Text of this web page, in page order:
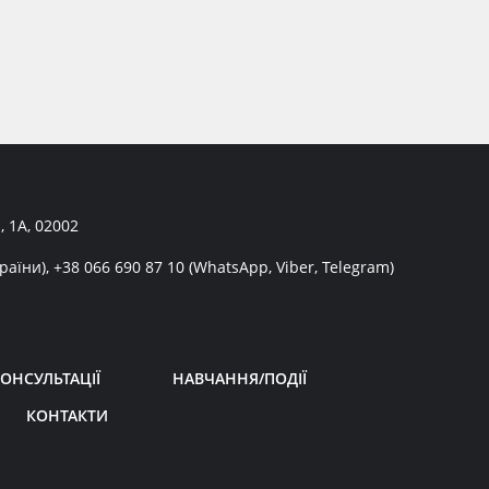
1А, 02002
+38 066 690 87 10 (WhatsApp, Viber, Telegram)
НАВЧАННЯ/ПОДІЇ
КОНТАКТИ